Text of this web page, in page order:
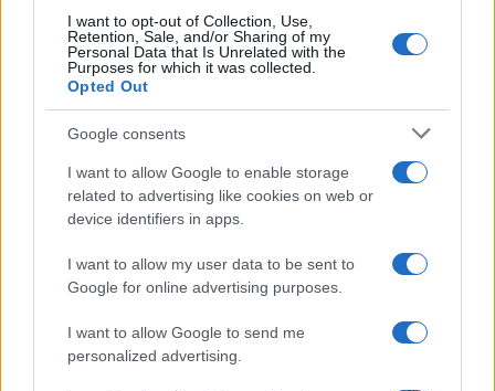
I want to opt-out of Collection, Use,
Retention, Sale, and/or Sharing of my
Personal Data that Is Unrelated with the
Purposes for which it was collected.
Opted Out
Google consents
I want to allow Google to enable storage
related to advertising like cookies on web or
device identifiers in apps.
I want to allow my user data to be sent to
Google for online advertising purposes.
I want to allow Google to send me
personalized advertising.
e custodisce una collezione di vecchie
mappe della città.